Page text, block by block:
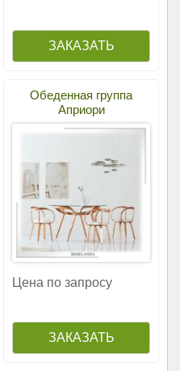
Обеденная группа
Априори
Цена по запросу